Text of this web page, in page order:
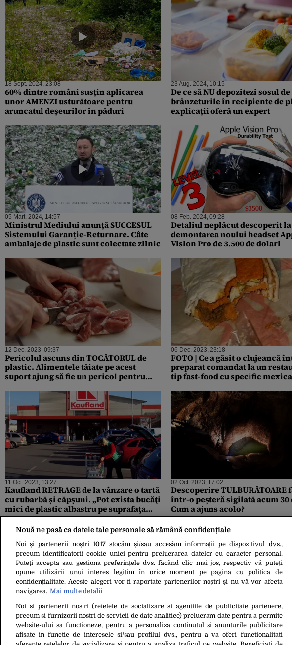
18 Sept. 2024, 23:08
60% dintre români susțin aplicarea
unor AMENZI usturătoare pentru
aruncatul deșeurilor în păduri
23 Aug. 2024, 10:15
De ce să NU depozitezi sosul
brânzeturile în recipiente de
explicații oferă un expert
05 Mart. 2024, 14:57
Ministrul Mediului anunță SUCCESUL
Sistemului Garanție-Returnare. Câte
ambalaje de plastic sunt colectate zilnic
08 Feb. 2024, 09:28
Detaliul neplăcut descoperit la
demontarea noului headset
Vision Pro de 3.500 de dolari
12 Dec. 2023, 09:37
Pericolul ascuns din TOCĂTORUL de
plastic. Alimentele tăiate pe acest
suport ajung să fie un pericol pentru
06 Dec. 2023, 23:18
FOTO | Ce a găsit o clujeancă
preparat comandat la un
tip fast-food cu specific
11 Oct. 2023, 13:27
Kaufland RETRAGE de la vânzare o tartă
cu rubarbă și căpşuni. „Pot exista bucăţi
mici de plastic albastru pe suprafaţa
produsului”
02 Oct. 2023, 17:02
Descoperire TULBURĂTOARE
într-o peșteră sigilată acum 30
Cum a ajuns acolo?
06 Mart. 2023, 20:47
Marea Neagră, ÎN FRUNTEA celor mai
poluate mări europene! Agenția
Europeană de Mediu trage un semnal de
Nouă ne pasă ca datele tale personale să rămână confidențiale
Noi și partenerii noștri 1017stocăm și/sau accesăm informații pe dispozitivul dvs.,
precum identificatorii cookie unici pentru prelucrarea datelor cu caracter personal.
Puteți accepta sau gestiona preferințele dvs. făcând clic mai jos, respectiv vă puteți
opune utilizării unui interes legitim în orice moment pe pagina cu politica de
confidențialitate. Aceste alegeri vor fi raportate partenerilor noștri și nu vă vor afecta
navigarea. Mai multe detalii
Noi si partenerii nostri (retelele de socializare si agentiile de publicitate partenere,
precum si furnizorii nostri de servicii de date analitice) prelucram date pentru a permite
website-ului sa functioneze, pentru a personaliza continutul si anunturile publicitare
afisate in functie de interesele si/sau profilul dvs., pentru a va oferi functionalitati